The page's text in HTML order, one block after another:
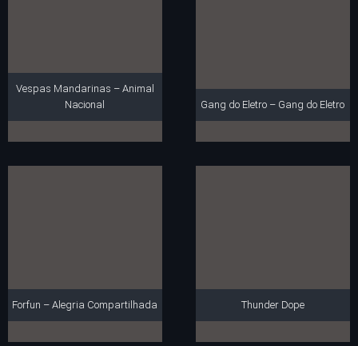
Vespas Mandarinas – Animal
Nacional
Gang do Eletro – Gang do Eletro
Forfun – Alegria Compartilhada Thunder Dope